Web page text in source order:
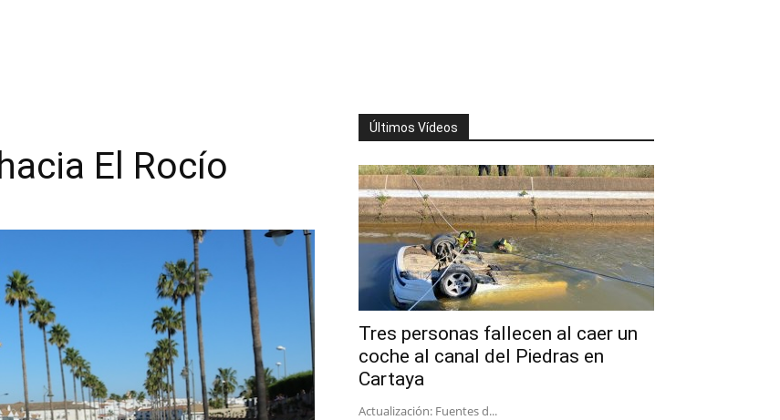
El Rocío
Últimos Vídeos
Tres personas fallecen al caer un
coche al canal del Piedras en
Cartaya
Actualización: Fuentes d...